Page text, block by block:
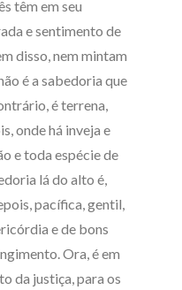
têm em seu
e sentimento de
disso, nem mintam
é a sabedoria que
é terrena,
onde há inveja e
e toda espécie de
lá do alto é,
pacífica, gentil,
e de bons
Ora, é em
da justiça, para os